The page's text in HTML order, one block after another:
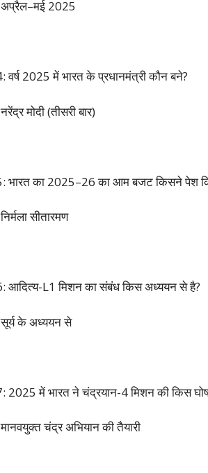
2025
वर्ष 2025 में भारत के प्रधानमंत्री कौन बने?
मोदी (तीसरी बार)
भारत का 2025–26 का आम बजट किसने पेश
सीतारमण
आदित्य-L1 मिशन का संबंध किस अध्ययन से है?
के अध्ययन से
2025 में भारत ने चंद्रयान-4 मिशन की किस
चंद्र अभियान की तैयारी